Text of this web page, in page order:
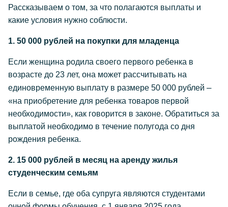
Рассказываем о том, за что полагаются выплаты и
какие условия нужно соблюсти.
1. 50 000 рублей на покупки для младенца
Если женщина родила своего первого ребенка в
возрасте до 23 лет, она может рассчитывать на
единовременную выплату в размере 50 000 рублей –
«на приобретение для ребенка товаров первой
необходимости», как говорится в законе. Обратиться за
выплатой необходимо в течение полугода со дня
рождения ребенка.
2. 15 000 рублей в месяц на аренду жилья
студенческим семьям
Если в семье, где оба супруга являются студентами